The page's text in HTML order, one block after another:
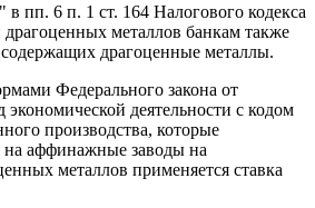
пп. 6 п. 1 ст. 164 Налогового кодекса
металлов банкам также
драгоценные металлы.
Федерального закона от
деятельности с кодом
производства, которые
на аффинажные заводы на
металлов применяется ставка